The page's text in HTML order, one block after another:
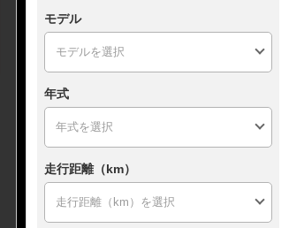
モデル
年式
走行距離（km）